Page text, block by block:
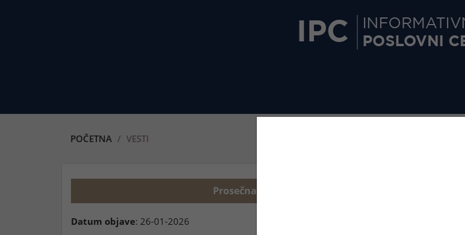
POČETNA VESTI
Prosečna zarada za novembar 2025. godine
Datum objave: 26-01-2026